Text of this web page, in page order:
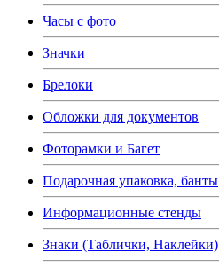
Часы с фото
Значки
Брелоки
Обложки для документов
Фоторамки и Багет
Подарочная упаковка, банты
Информационные стенды
Знаки (Таблички, Наклейки)